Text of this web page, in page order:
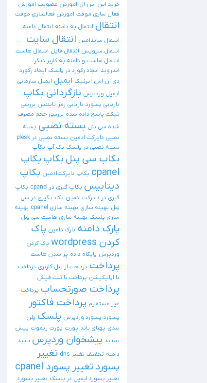
خرید اس اس ال اموزش عضویت اموزش
فعال سازی موقت اموزش فعالسازی موقت
انتقال انتقال به دامنه انتقال دامنه
انتقال سابدامین انتقال سایت
انتقال سرویس انتقال فایل انتقال هاست
انتقال هاست و دامنه به کاربر دیگر
اندروید ایجاد رکورد در پلسک ایجاد رکورد
دی ان اس ایرنیک ایمیل ایمیل سازمانی
ایمیل وردپرس بازگردانی بکاپ
بازیابی پسورد بازیابی رمز بایننس بررسی
تیکت پاسخ داده شده بررسی حجم مصرف
شده سی پنل بسته نصبی بسته
نصبی دایرکت ادمین بسته نصبی در plesk
بسته نصبی در پلسک بک آپ بکآپ
بکاب سی پنل بکاپ بکاپ
cpanel بکاپ دایرکت‌ادمین بکاپ
دیتابیس بکاپ گیری در cpanel
بکاپ
گیری در دایرکت ادمین بکاپ گیری در سی
پنل بهینه سازی بهینه سازی cpanel
بهینه
سازی پلسک بهینه سازی هاست سی پنل
پارک دامنه پارک دامین پاک
کردن wordpress
پاک کردن
وردپرس پایگاه داده پر شدن هاست
پرداخت پرداخت از پنل کاربری پرداخت
با اپلیکیشن پرداخت با ثبت فیش
پرداخت صورتحساب پرداخت
غیر مستقیم پرداخت فاکتور
پسورد پسورد وردپرس پلسک پلن
بندی پهنای باند پورت پورت ریموت پیش
تمدید پیشخوان وردپرس تایید
دامنه تخفیف تغییر dns
تغییر
پسورد تغییر پسورد cpanel
تغییر پسورد ایمیل در پلسک تغییر پسورد